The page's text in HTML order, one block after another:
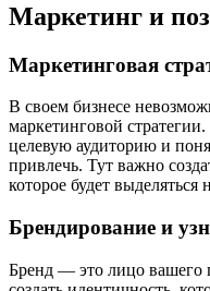
Маркетинг и
Маркетинговая
В своем бизнесе
маркетинговой
целевую аудиторию и
привлечь. Тут важно
которое будет выделяться
Брендирование и
Бренд — это лицо вашего